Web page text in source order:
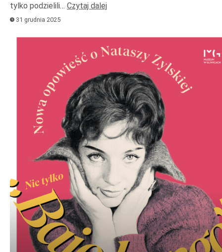
tylko podzielili… Czytaj dalej
31 grudnia 2025
Odtwarzacz